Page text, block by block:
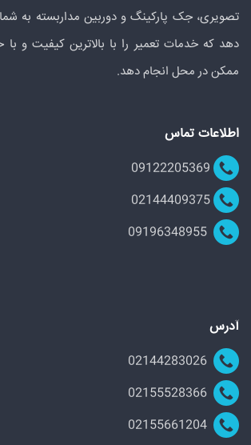
تصویری، جک پارکینگ و دوربین مداربسته به
دهد که خدمات تعمیر را با بالاترین کیفیت و با
ممکن در محل انجام دهد.
اطلاعات تماس
آدرس